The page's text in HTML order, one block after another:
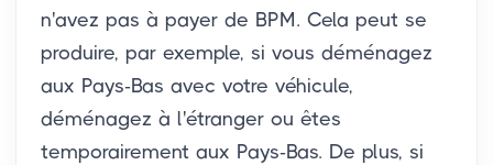
n'avez pas à payer de BPM. Cela peut se
produire, par exemple, si vous déménagez
aux Pays-Bas avec votre véhicule,
déménagez à l'étranger ou êtes
temporairement aux Pays-Bas. De plus, si